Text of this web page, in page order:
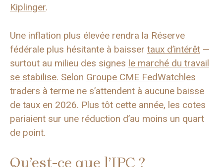
Kiplinger.
Une inflation plus élevée rendra la Réserve
fédérale plus hésitante à baisser taux d’intérêt —
surtout au milieu des signes le marché du travail
se stabilise. Selon Groupe CME FedWatchles
traders à terme ne s’attendent à aucune baisse
de taux en 2026. Plus tôt cette année, les cotes
pariaient sur une réduction d’au moins un quart
de point.
Qu’est-ce que l’IPC ?